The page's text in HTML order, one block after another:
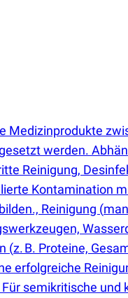
Medizinprodukte
werden.
Reinigung,
Kontamination
Reinigung (
(z. B. Proteine,
erfolgreiche
semikritische und